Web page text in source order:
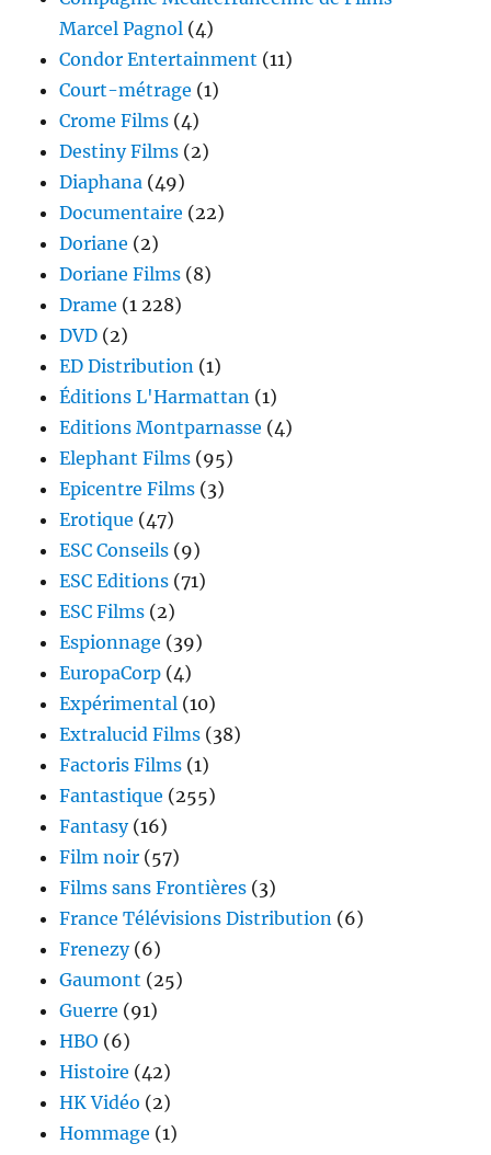
Marcel Pagnol (4)
Condor Entertainment (11)
Court-métrage (1)
Crome Films (4)
Destiny Films (2)
Diaphana (49)
Documentaire (22)
Doriane (2)
Doriane Films (8)
Drame (1 228)
DVD (2)
ED Distribution (1)
Éditions L'Harmattan (1)
Editions Montparnasse (4)
Elephant Films (95)
Epicentre Films (3)
Erotique (47)
ESC Conseils (9)
ESC Editions (71)
ESC Films (2)
Espionnage (39)
EuropaCorp (4)
Expérimental (10)
Extralucid Films (38)
Factoris Films (1)
Fantastique (255)
Fantasy(16)
Film noir (57)
Films sans Frontières (3)
France Télévisions Distribution (6)
Frenezy(6)
Gaumont (25)
Guerre (91)
HBO (6)
Histoire (42)
HK Vidéo (2)
Hommage (1)